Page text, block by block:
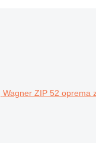
Wagner ZIP 52 oprema